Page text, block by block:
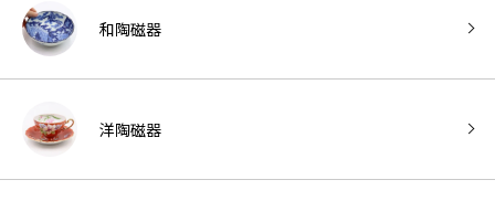
和陶磁器
洋陶磁器